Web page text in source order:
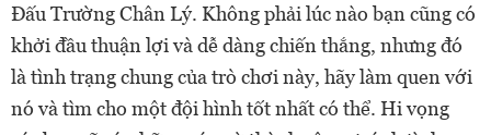
Đấu Trường Chân Lý. Không phải lúc nào bạn cũng có
khởi đầu thuận lợi và dễ dàng chiến thắng, nhưng đó
là tình trạng chung của trò chơi này, hãy làm quen với
nó và tìm cho một đội hình tốt nhất có thể. Hi vọng